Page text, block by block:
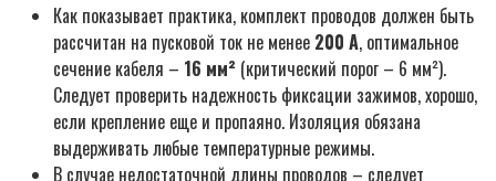
Как показывает практика, комплект проводов должен быть
рассчитан на пусковой ток не менее 200 A, оптимальное
сечение кабеля – 16 мм² (критический порог – 6 мм²).
Следует проверить надежность фиксации зажимов, хорошо,
если крепление еще и пропаяно. Изоляция обязана
выдерживать любые температурные режимы.
В случае недостаточной длины проводов – следует